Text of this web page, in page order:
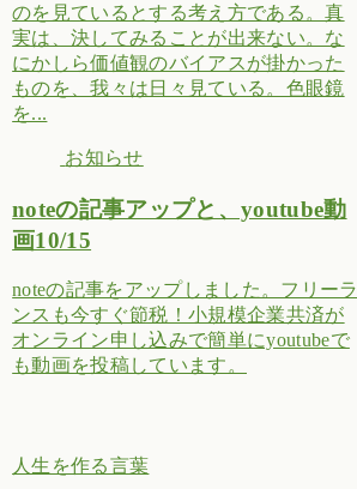
のを見ているとする考え方である。真
実は、決してみることが出来ない。な
にかしら価値観のバイアスが掛かった
ものを、我々は日々見ている。色眼鏡
を...
お知らせ
noteの記事アップと、youtube動
画10/15
noteの記事をアップしました。フリーラ
ンスも今すぐ節税！小規模企業共済が
オンライン申し込みで簡単にyoutubeで
も動画を投稿しています。
人生を作る言葉